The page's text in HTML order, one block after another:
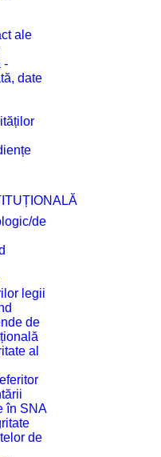
ale
-
date
de
legii
de
al
în SNA
de